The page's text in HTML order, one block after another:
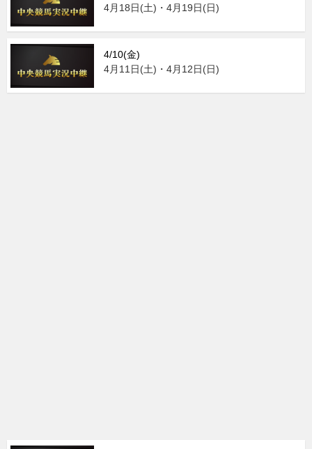
4月18日(土)・4月19日(日)
4/10(金)
4月11日(土)・4月12日(日)